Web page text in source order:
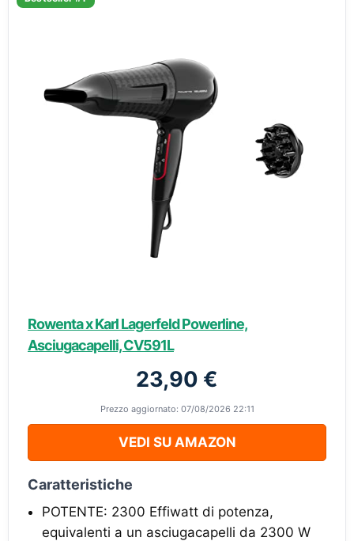
Rowenta x Karl Lagerfeld Powerline,
Asciugacapelli, CV591L
23,90 €
Prezzo aggiornato: 07/08/2026 22:11
VEDI SU AMAZON
Caratteristiche
POTENTE: 2300 Effiwatt di potenza,
equivalenti a un asciugacapelli da 2300 W